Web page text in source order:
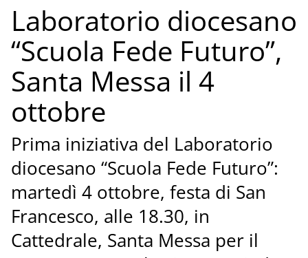
Laboratorio diocesano
“Scuola Fede Futuro”,
Santa Messa il 4
ottobre
Prima iniziativa del Laboratorio
diocesano “Scuola Fede Futuro”:
martedì 4 ottobre, festa di San
Francesco, alle 18.30, in
Cattedrale, Santa Messa per il